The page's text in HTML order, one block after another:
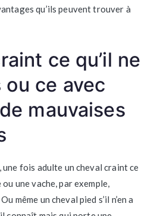
qu’ils peuvent trouver à
ce qu’il ne
ce avec
mauvaises
fois adulte un cheval craint ce
ou une vache, par exemple,
même un cheval pied s’il n’en a